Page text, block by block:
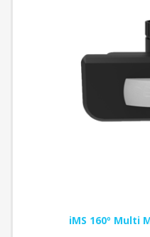
iMS 160º Multi